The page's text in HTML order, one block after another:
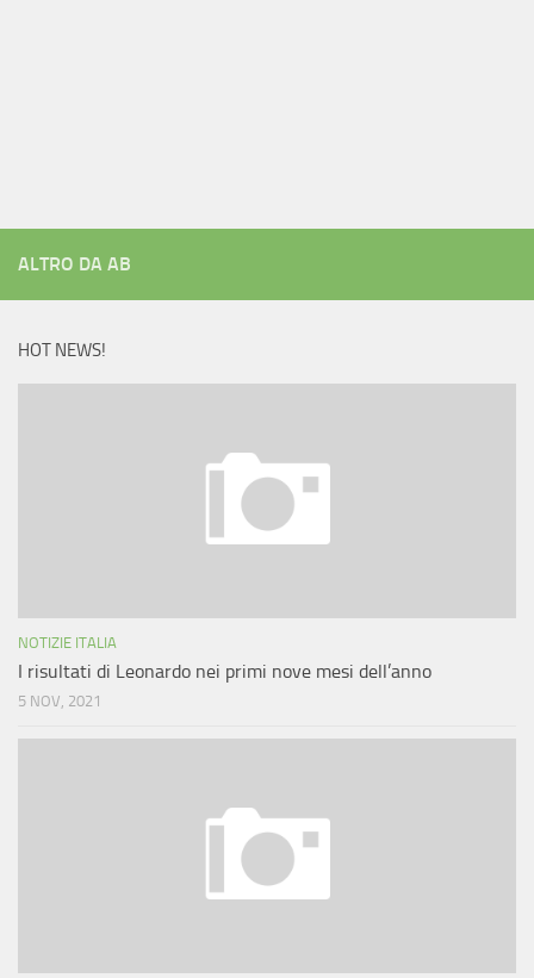
ALTRO DA AB
HOT NEWS!
NOTIZIE ITALIA
I risultati di Leonardo nei primi nove mesi dell’anno
5 NOV, 2021